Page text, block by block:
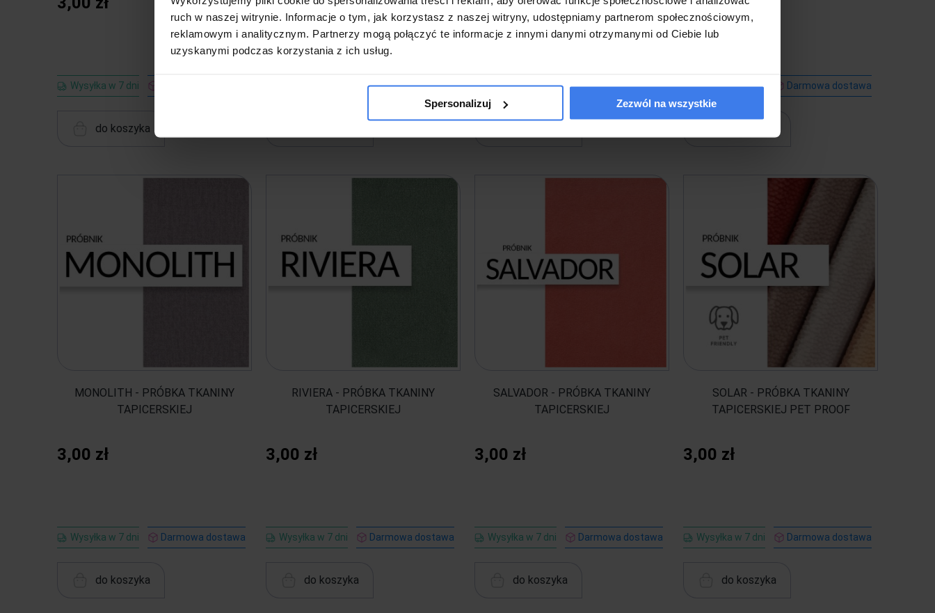
ruch w naszej witrynie. Informacje o tym, jak korzystasz z naszej witryny, udostępniamy partnerom społecznościowym,
reklamowym i analitycznym. Partnerzy mogą połączyć te informacje z innymi danymi otrzymanymi od Ciebie lub
uzyskanymi podczas korzystania z ich usług.
Spersonalizuj Zezwól na wszystkie
Wysyłka w 7 dni
do koszyka
Darmowa dostawa Wysyłka w 7 dni Darmowa dostawa Wysyłka w 7 dni Darmowa dostawa
MONOLITH - PRÓBKA TKANINY
TAPICERSKIEJ
3,00 zł
Wysyłka w 7 dni Darmowa dostawa
do koszyka
RIVIERA - PRÓBKA TKANINY
TAPICERSKIEJ
3,00 zł
Wysyłka w 7 dni Darmowa dostawa
do koszyka
SALVADOR - PRÓBKA TKANINY
TAPICERSKIEJ
3,00 zł
Wysyłka w 7 dni Darmowa dostawa
do koszyka
SOLAR - PRÓBKA TKANINY
TAPICERSKIEJ PET PROOF
3,00 zł
Wysyłka w 7 dni Darmowa dostawa
do koszyka